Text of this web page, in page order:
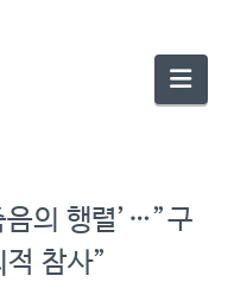
음의 행렬’…”구
참사”